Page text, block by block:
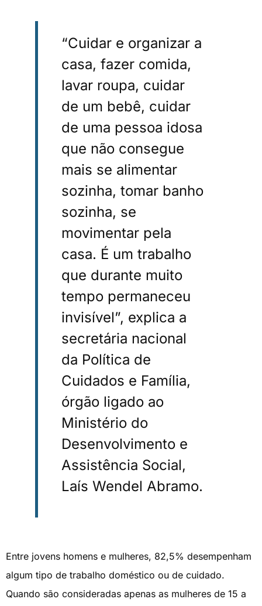
“Cuidar e organizar a
casa, fazer comida,
lavar roupa, cuidar
de um bebê, cuidar
de uma pessoa idosa
que não consegue
mais se alimentar
sozinha, tomar banho
sozinha, se
movimentar pela
casa. É um trabalho
que durante muito
tempo permaneceu
invisível”, explica a
secretária nacional
da Política de
Cuidados e Família,
órgão ligado ao
Ministério do
Desenvolvimento e
Assistência Social,
Laís Wendel Abramo.
Entre jovens homens e mulheres, 82,5% desempenham
algum tipo de trabalho doméstico ou de cuidado.
Quando são consideradas apenas as mulheres de 15 a